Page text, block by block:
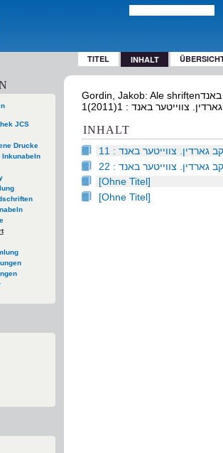
TITEL INHALT
JCS
Drucke
Inkunabeln
Gordin, Jakob: Ale shrifṭenאלע שריפטען פון יעקב גארדין. צווייטער באנד. New York : Hebrew Publ. Co. :
INHALT
גארדין. צווייטער באנד : 1
גארדין. צווייטער באנד : 2
[Ohne Titel]
[Ohne Titel]